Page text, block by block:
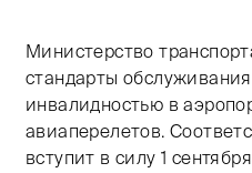
Министерство
стандарты
инвалидностью в
авиаперелетов.
вступит в силу 1